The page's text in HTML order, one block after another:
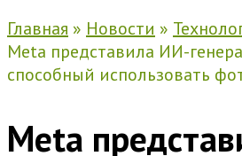
Главная » Новости »
Meta представила ИИ-
способный использовать
Meta